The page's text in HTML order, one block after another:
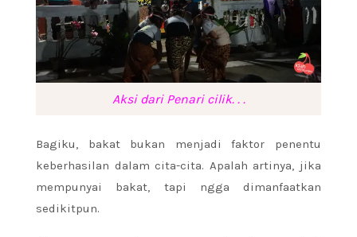
Aksi dari Penari cilik. . .
Bagiku, bakat bukan menjadi faktor penentu
keberhasilan dalam cita-cita. Apalah artinya, jika
mempunyai bakat, tapi ngga dimanfaatkan
sedikitpun.